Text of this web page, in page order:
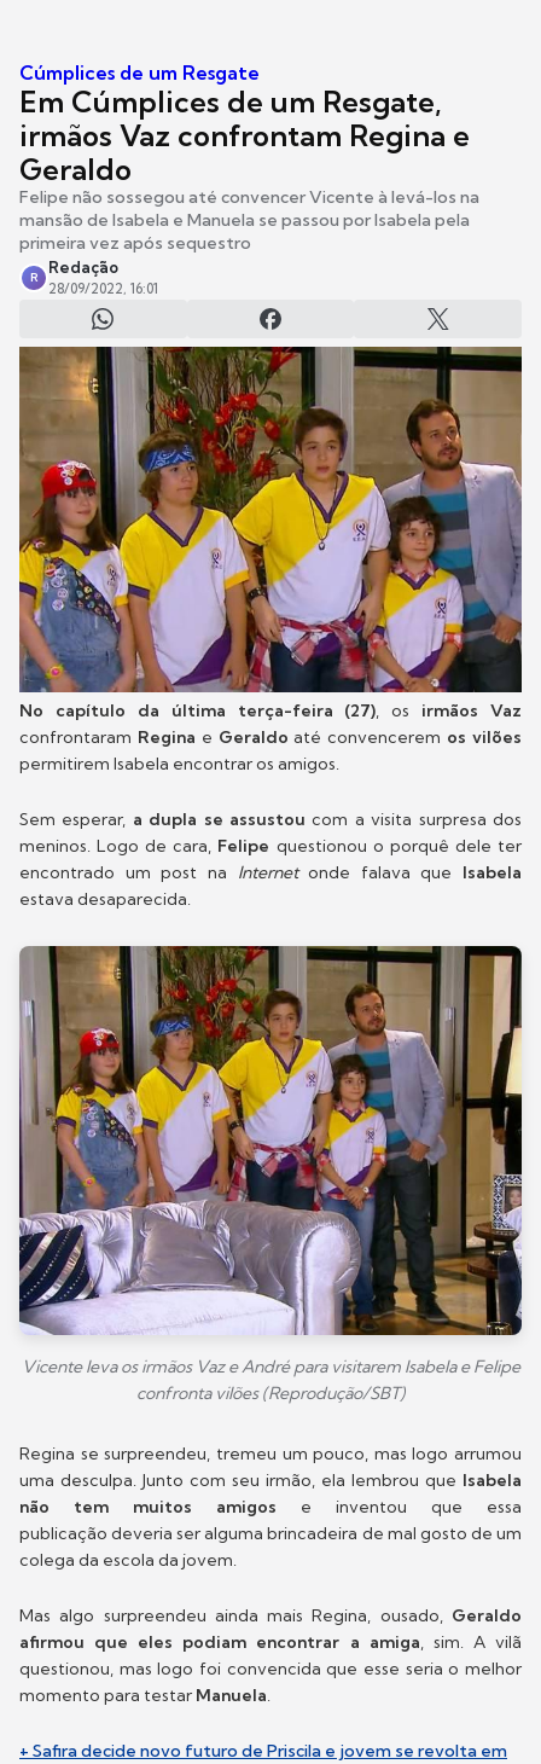
Cúmplices de um Resgate
Em Cúmplices de um Resgate,
irmãos Vaz confrontam Regina e
Geraldo
Felipe não sossegou até convencer Vicente à levá-los na
mansão de Isabela e Manuela se passou por Isabela pela
primeira vez após sequestro
R
Redação
28/09/2022, 16:01
No capítulo da última terça-feira (27), os irmãos Vaz
confrontaram Regina e Geraldo até convencerem os vilões
permitirem Isabela encontrar os amigos.
Sem esperar, a dupla se assustou com a visita surpresa dos
meninos. Logo de cara, Felipe questionou o porquê dele ter
encontrado um post na Internetonde falava que Isabela
estava desaparecida.
Vicente leva os irmãos Vaz e André para visitarem Isabela e Felipe
confronta vilões (Reprodução/SBT)
Regina se surpreendeu, tremeu um pouco, mas logo arrumou
uma desculpa. Junto com seu irmão, ela lembrou que Isabela
não tem muitos amigos e inventou que essa
publicação deveria ser alguma brincadeira de mal gosto de um
colega da escola da jovem.
Mas algo surpreendeu ainda mais Regina, ousado, Geraldo
afirmou que eles podiam encontrar a amiga, sim. A vilã
questionou, mas logo foi convencida que esse seria o melhor
momento para testar Manuela.
+ Safira decide novo futuro de Priscila e jovem se revolta em